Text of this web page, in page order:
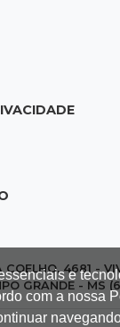
e
com a nossa
no
ficam no 0 a 0
de pets na
Nova
4681 -
GRANDE - MS